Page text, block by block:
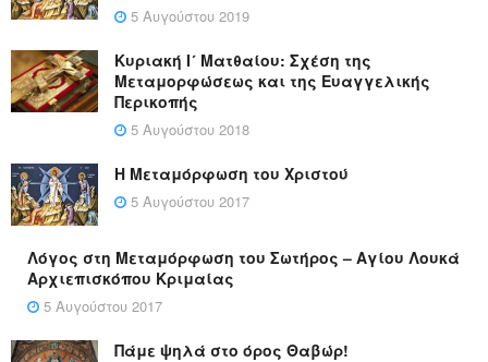
5 Αυγούστου 2019
Κυριακή Ι´ Ματθαίου: Σχέση της
Μεταμορφώσεως και της Ευαγγελικής
Περικοπής
5 Αυγούστου 2018
Η Μεταμόρφωση του Χριστού
5 Αυγούστου 2017
Λόγος στη Μεταμόρφωση του Σωτήρος – Αγίου Λουκά
Αρχιεπισκόπου Κριμαίας
5 Αυγούστου 2017
Πάμε ψηλά στο όρος Θαβώρ!